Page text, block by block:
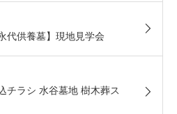
代供養墓】現地見学会
チラシ 水谷墓地 樹木葬ス